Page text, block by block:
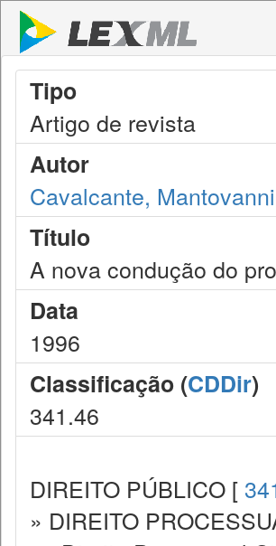
Tipo
Artigo de revista
Autor
Cavalcante,
Título
A nova condução do
Data
1996
Classificação (CDDir)
341.46
DIREITO PÚBLICO [
» DIREITO